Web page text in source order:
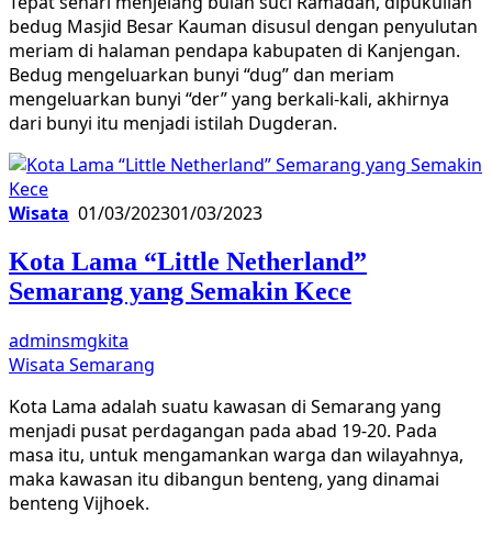
bedug Masjid Besar Kauman disusul dengan penyulutan
meriam di halaman pendapa kabupaten di Kanjengan.
Bedug mengeluarkan bunyi “dug” dan meriam
mengeluarkan bunyi “der” yang berkali-kali, akhirnya
dari bunyi itu menjadi istilah Dugderan.
Wisata 01/03/202301/03/2023
Kota Lama “Little Netherland”
Semarang yang Semakin Kece
adminsmgkita
Wisata Semarang
Kota Lama adalah suatu kawasan di Semarang yang
menjadi pusat perdagangan pada abad 19-20. Pada
masa itu, untuk mengamankan warga dan wilayahnya,
maka kawasan itu dibangun benteng, yang dinamai
benteng Vijhoek.